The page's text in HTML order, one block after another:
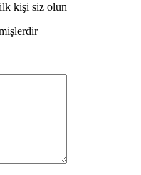
kişi siz olun